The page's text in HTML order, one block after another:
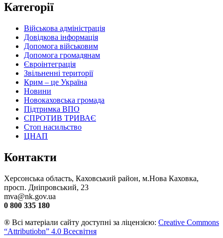
Категорії
Військова адміністрація
Довідкова інформація
Допомога військовим
Допомога громадянам
Євроінтеграція
Звільненні території
Крим – це Україна
Новини
Новокаховська громада
Підтримка ВПО
СПРОТИВ ТРИВАЄ
Стоп насильство
ЦНАП
Контакти
Херсонська область, Каховський район, м.Нова Каховка,
просп. Дніпровський, 23
mva@nk.gov.ua
0 800 335 180
® Всі матеріали сайту доступні за ліцензією: Creative Commons
“Attributiobn” 4.0 Всесвітня